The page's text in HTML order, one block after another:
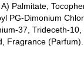
Palmitate,
PG-Dimonium
37, Trideceth-
Fragrance (Parfum).